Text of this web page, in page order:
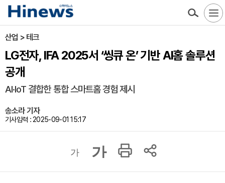
산업 > 테크
LG전자, IFA 2025서 ‘씽큐 온’ 기반 AI홈 솔루션
공개
AI·IoT 결합한 통합 스마트홈 경험 제시
송소라 기자
기사입력 : 2025-09-01 15:17
가 가